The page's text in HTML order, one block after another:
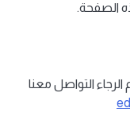
الصفحة.
التواصل معنا